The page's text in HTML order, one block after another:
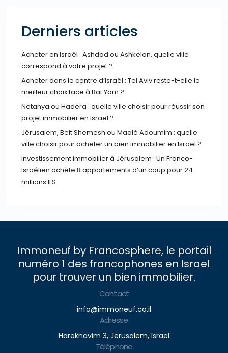
Derniers articles
Acheter en Israël : Ashdod ou Ashkelon, quelle ville
correspond à votre projet ?
Acheter dans le centre d’Israël : Tel Aviv reste-t-elle le
meilleur choix face à Bat Yam ?
Netanya ou Hadera : quelle ville choisir pour réussir son
projet immobilier en Israël ?
Jérusalem, Beit Shemesh ou Maalé Adoumim : quelle
ville choisir pour acheter un bien immobilier en Israël ?
Investissement immobilier à Jérusalem : Un Franco-
Israélien achète 8 appartements d’un coup pour 24
millions ILS
Immoneuf by Francosphere, le portail
numéro 1 des francophones en Israel
pour trouver un bien immobilier.
Contact
info@immoneuf.co.il
Adresse
Harekhavim 3, Jerusalem, Israel
Téléphone